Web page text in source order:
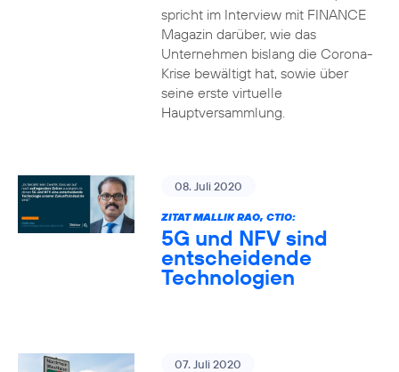
spricht im Interview mit FINANCE
Magazin darüber, wie das
Unternehmen bislang die Corona-
Krise bewältigt hat, sowie über
seine erste virtuelle
Hauptversammlung.
08. Juli 2020
ZITAT MALLIK RAO, CTIO:
5G und NFV sind
entscheidende
Technologien
07. Juli 2020